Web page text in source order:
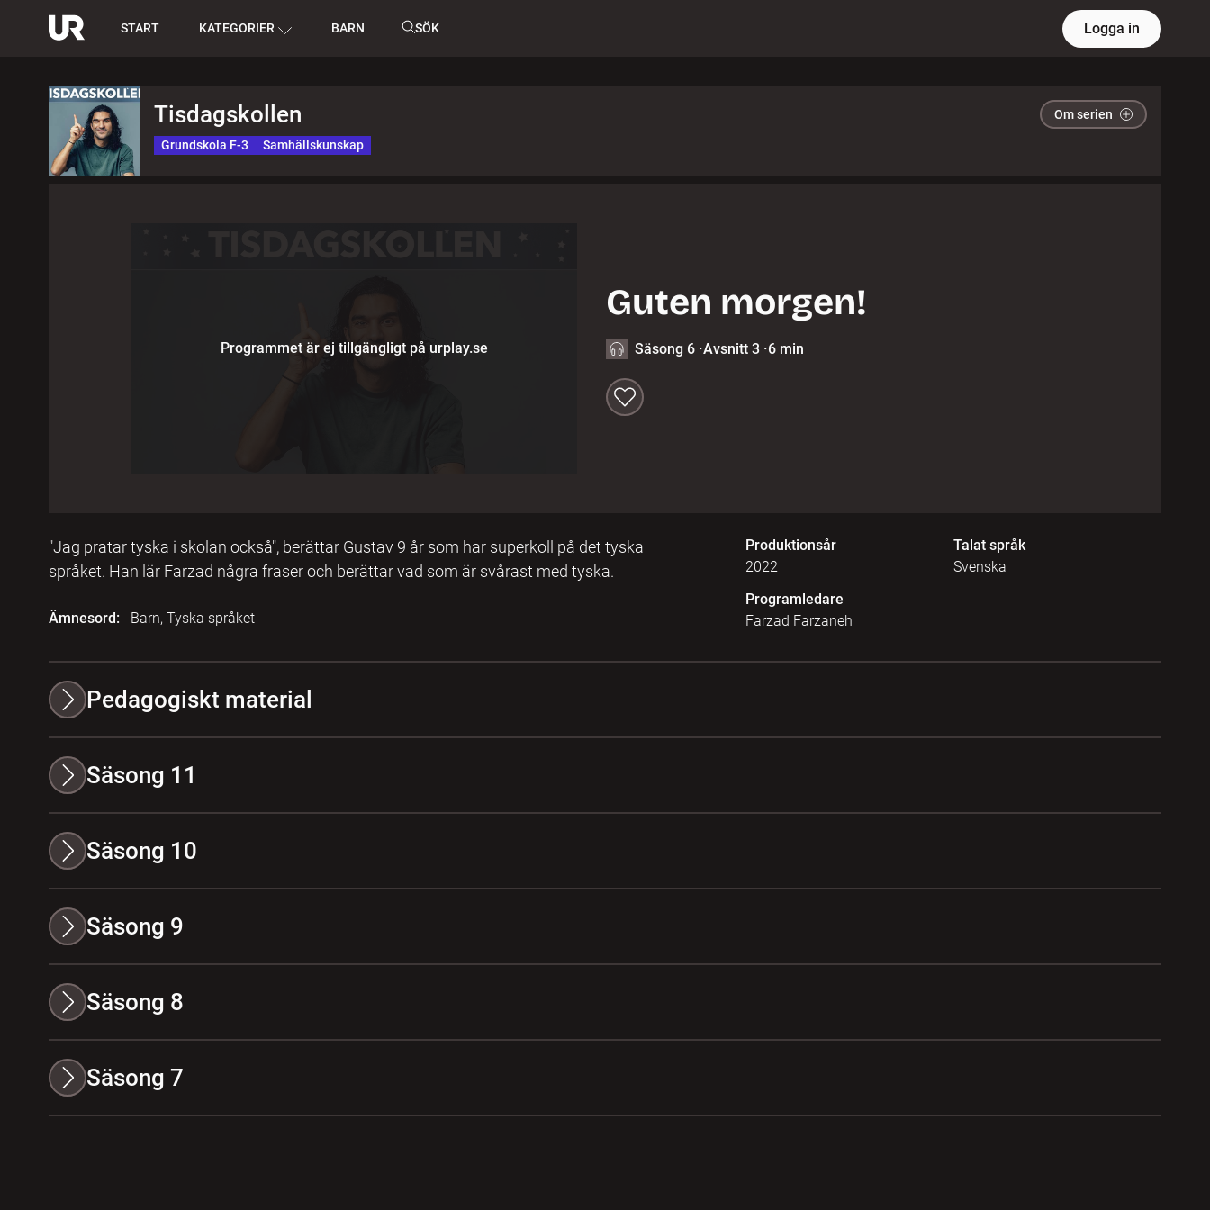
START KATEGORIER BARN SÖK Logga in
Tisdagskollen Om serien
Grundskola F-3 Samhällskunskap
Programmet är ej tillgängligt på urplay.se
Guten morgen!
Säsong 6 ·Avsnitt 3 ·6 min
"Jag pratar tyska i skolan också", berättar Gustav 9 år som har superkoll på det tyska
språket. Han lär Farzad några fraser och berättar vad som är svårast med tyska.
Ämnesord: Barn, Tyska språket
Produktionsår
2022
Talat språk
Svenska
Programledare
Farzad Farzaneh
Pedagogiskt material
Säsong 11
Säsong 10
Säsong 9
Säsong 8
Säsong 7